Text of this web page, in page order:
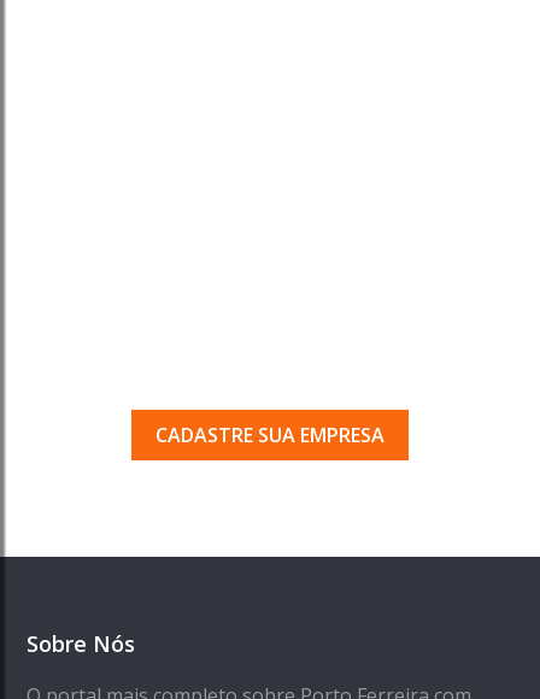
CADASTRE SUA EMPRESA
Sobre Nós